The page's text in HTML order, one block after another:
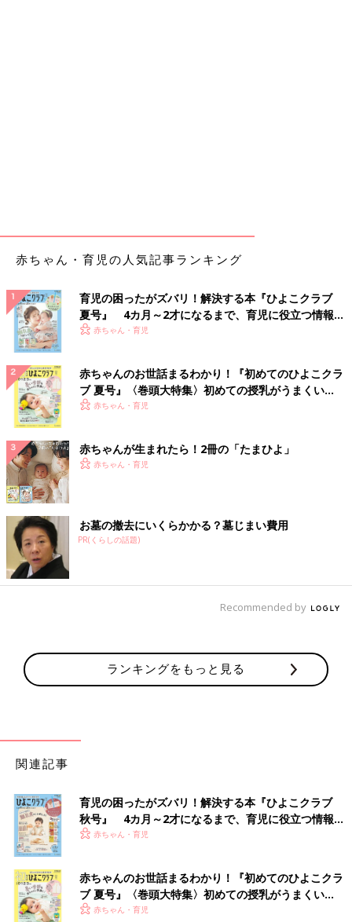
人気なため、品薄になっているとのこと。
着まわししやすくて大人気♪ 刺しゅうワッペン長袖
Tシャツ
出典：Instagramアカウント「iro__oto1321」
ちらから見てもかわいいデザインですよね♪ パンツやスカート、
春っぽコーデに最適！カーゴパンツとキャップ
赤ちゃん・育児の人気記事ランキング
育児の困ったがズバリ！解決する本『ひよこクラブ
夏号』 4カ月～2才になるまで、育児に役立つ情報が
いっぱい！
赤ちゃん・育児
赤ちゃんのお世話まるわかり！『初めてのひよこクラ
ブ 夏号』〈巻頭大特集〉初めての授乳がうまくい
く！ おっぱい・ミルクの基本と夏のトラブル 解決テ
赤ちゃん・育児
赤ちゃんが生まれたら！2冊の「たまひよ」
赤ちゃん・育児
お墓の撤去にいくらかかる？墓じまい費用
PR(くらしの話題)
Recommended by
ランキングをもっと見る
関連記事
育児の困ったがズバリ！解決する本『ひよこクラブ
秋号』 4カ月～2才になるまで、育児に役立つ情報が
いっぱい！
赤ちゃん・育児
赤ちゃんのお世話まるわかり！『初めてのひよこクラ
ブ 夏号』〈巻頭大特集〉初めての授乳がうまくい
く！ おっぱい・ミルクの基本と夏のトラブル 解決テ
赤ちゃん・育児